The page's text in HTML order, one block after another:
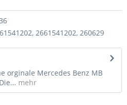
2661541202, 260629
orginale Mercedes Benz MB
mehr